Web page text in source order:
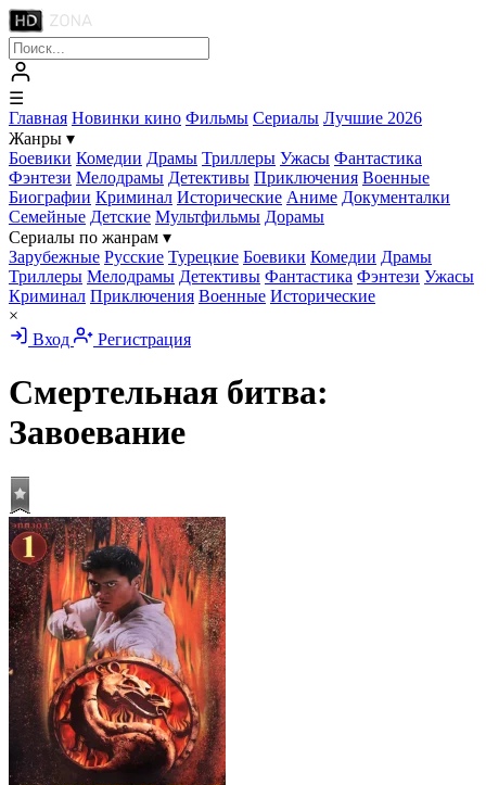
☰
Главная Новинки кино Фильмы Сериалы Лучшие 2026
Жанры ▾
Боевики Комедии Драмы Триллеры Ужасы Фантастика
Фэнтези Мелодрамы Детективы Приключения Военные
Биографии Криминал Исторические Аниме Документалки
Семейные Детские Мультфильмы Дорамы
Сериалы по жанрам ▾
Зарубежные Русские Турецкие Боевики Комедии Драмы
Триллеры Мелодрамы Детективы Фантастика Фэнтези Ужасы
Криминал Приключения Военные Исторические
×
Вход
Регистрация
Смертельная битва:
Завоевание